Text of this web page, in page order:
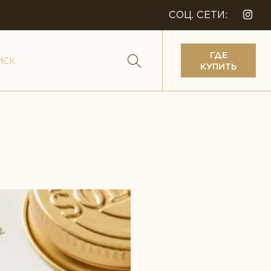
СОЦ. СЕТИ:
ГДЕ
КУПИТЬ